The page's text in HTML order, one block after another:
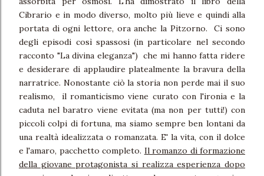
Cibrario e in modo diverso, molto più lieve e quindi alla
portata di ogni lettore, ora anche la Pitzorno. Ci sono
degli episodi così spassosi (in particolare nel secondo
racconto "La divina eleganza") che mi hanno fatta ridere
e desiderare di applaudire platealmente la bravura della
narratrice. Nonostante ciò la storia non perde mai il suo
realismo, il romanticismo viene curato con l'ironia e la
caduta nel baratro viene evitata (ma non per tutti!) con
piccoli colpi di fortuna, ma siamo sempre ben lontani da
una realtà idealizzata o romanzata. E' la vita, con il dolce
e l'amaro, pacchetto completo. Il romanzo di formazione
della giovane protagonista si realizza esperienza dopo